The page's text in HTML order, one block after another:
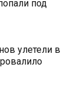
под
улетели в